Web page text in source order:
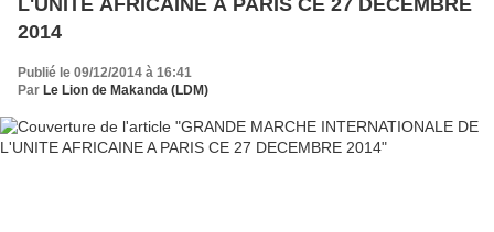
2014
Publié le 09/12/2014 à 16:41
Par Le Lion de Makanda (LDM)